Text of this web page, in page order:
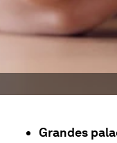
Grandes